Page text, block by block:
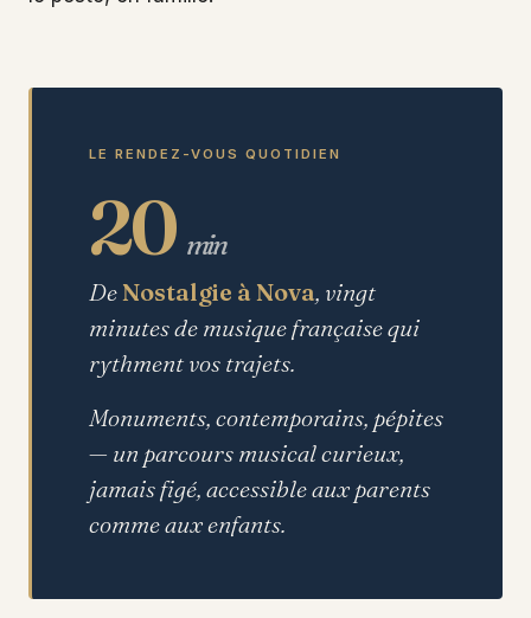
LE RENDEZ-VOUS QUOTIDIEN
20 min
De Nostalgie à Nova, vingt
minutes de musique française qui
rythment vos trajets.
Monuments, contemporains, pépites
— un parcours musical curieux,
jamais figé, accessible aux parents
comme aux enfants.